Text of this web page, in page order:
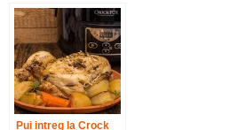
Pui intreg la Crock